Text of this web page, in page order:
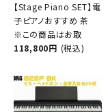
【Stage Piano SET】電
子ピアノおすすめ 茶
※この商品はお取
118,800円 (税込)